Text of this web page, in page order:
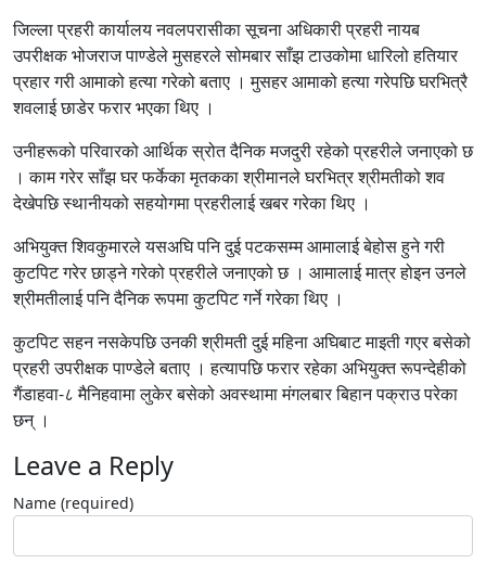
जिल्ला प्रहरी कार्यालय नवलपरासीका सूचना अधिकारी प्रहरी नायब
उपरीक्षक भोजराज पाण्डेले मुसहरले सोमबार साँझ टाउकोमा धारिलो हतियार
प्रहार गरी आमाको हत्या गरेको बताए । मुसहर आमाको हत्या गरेपछि घरभित्रै
शवलाई छाडेर फरार भएका थिए ।
उनीहरूको परिवारको आर्थिक स्रोत दैनिक मजदुरी रहेको प्रहरीले जनाएको छ
। काम गरेर साँझ घर फर्केका मृतकका श्रीमानले घरभित्र श्रीमतीको शव
देखेपछि स्थानीयको सहयोगमा प्रहरीलाई खबर गरेका थिए ।
अभियुक्त शिवकुमारले यसअघि पनि दुई पटकसम्म आमालाई बेहोस हुने गरी
कुटपिट गरेर छाड्ने गरेको प्रहरीले जनाएको छ । आमालाई मात्र होइन उनले
श्रीमतीलाई पनि दैनिक रूपमा कुटपिट गर्ने गरेका थिए ।
कुटपिट सहन नसकेपछि उनकी श्रीमती दुई महिना अघिबाट माइती गएर बसेको
प्रहरी उपरीक्षक पाण्डेले बताए । हत्यापछि फरार रहेका अभियुक्त रूपन्देहीको
गैंडाहवा-८ मैनिहवामा लुकेर बसेको अवस्थामा मंगलबार बिहान पक्राउ परेका
छन् ।
Leave a Reply
Name (required)